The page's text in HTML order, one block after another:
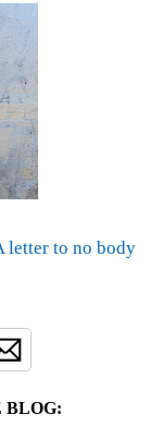
letter to no body
BLOG: